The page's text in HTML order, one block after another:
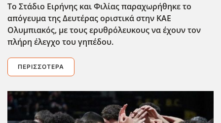
Το Στάδιο Ειρήνης και Φιλίας παραχωρήθηκε το
απόγευμα της Δευτέρας οριστικά στην ΚΑΕ
Ολυμπιακός, με τους ερυθρόλευκους να έχουν τον
πλήρη έλεγχο του γηπέδου.
ΠΕΡΙΣΣΌΤΕΡΑ